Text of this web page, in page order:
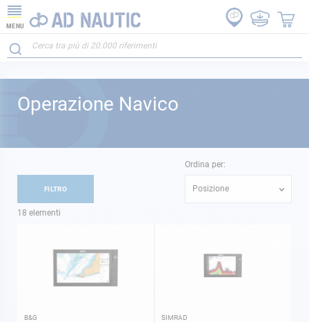
MENU
Operazione Navico
18 elementi
Ordina per:
Posizione
B&G SIMRAD
FILTRO